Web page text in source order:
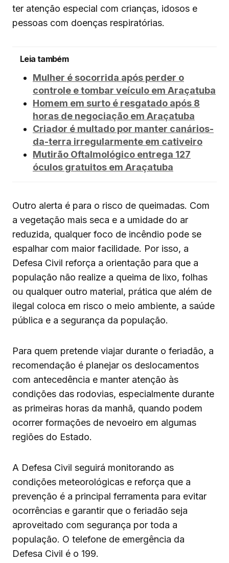
ter atenção especial com crianças, idosos e
pessoas com doenças respiratórias.
Leia também
Mulher é socorrida após perder o
controle e tombar veículo em Araçatuba
Homem em surto é resgatado após 8
horas de negociação em Araçatuba
Criador é multado por manter canários-
da-terra irregularmente em cativeiro
Mutirão Oftalmológico entrega 127
óculos gratuitos em Araçatuba
Outro alerta é para o risco de queimadas. Com
a vegetação mais seca e a umidade do ar
reduzida, qualquer foco de incêndio pode se
espalhar com maior facilidade. Por isso, a
Defesa Civil reforça a orientação para que a
população não realize a queima de lixo, folhas
ou qualquer outro material, prática que além de
ilegal coloca em risco o meio ambiente, a saúde
pública e a segurança da população.
Para quem pretende viajar durante o feriadão, a
recomendação é planejar os deslocamentos
com antecedência e manter atenção às
condições das rodovias, especialmente durante
as primeiras horas da manhã, quando podem
ocorrer formações de nevoeiro em algumas
regiões do Estado.
A Defesa Civil seguirá monitorando as
condições meteorológicas e reforça que a
prevenção é a principal ferramenta para evitar
ocorrências e garantir que o feriadão seja
aproveitado com segurança por toda a
população. O telefone de emergência da
Defesa Civil é o 199.